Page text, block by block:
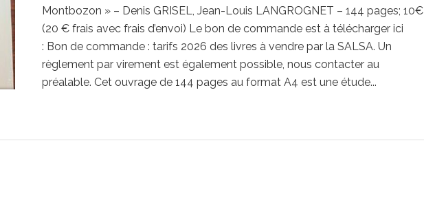
Montbozon » – Denis GRISEL, Jean-Louis LANGROGNET – 144 pages; 10€
(20 € frais avec frais d’envoi) Le bon de commande est à télécharger ici
: Bon de commande : tarifs 2026 des livres à vendre par la SALSA. Un
règlement par virement est également possible, nous contacter au
préalable. Cet ouvrage de 144 pages au format A4 est une étude...